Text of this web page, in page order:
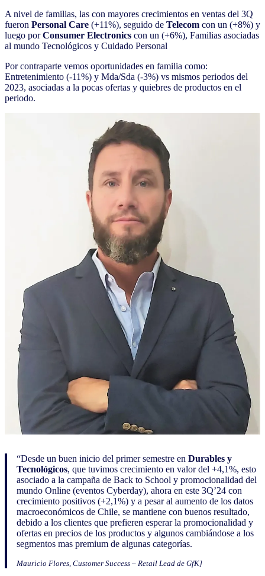
A nivel de familias, las con mayores crecimientos en ventas del 3Q
fueron Personal Care (+11%), seguido de Telecom con un (+8%) y
luego porConsumer Electronics con un (+6%), Familias asociadas
al mundo Tecnológicos y Cuidado Personal
Por contraparte vemos oportunidades en familia como:
Entretenimiento (-11%) y Mda/Sda (-3%) vs mismos periodos del
2023, asociadas a la pocas ofertas y quiebres de productos en el
periodo.
“Desde un buen inicio del primer semestre en Durables y
Tecnológicos, que tuvimos crecimiento en valor del +4,1%, esto
asociado a la campaña de Back to School y promocionalidad del
mundo Online (eventos Cyberday), ahora en este 3Q’24 con
crecimiento positivos (+2,1%) y a pesar al aumento de los datos
macroeconómicos de Chile, se mantiene con buenos resultado,
debido a los clientes que prefieren esperar la promocionalidad y
ofertas en precios de los productos y algunos cambiándose a los
segmentos mas premium de algunas categorías.
Mauricio Flores, Customer Success – Retail Lead de GfK]